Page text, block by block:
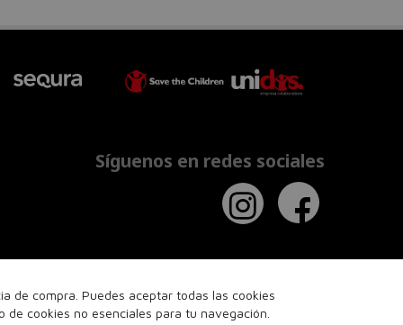
de compra. Puedes aceptar todas las cookies
cookies no esenciales para tu navegación.
Síguenos en redes sociales